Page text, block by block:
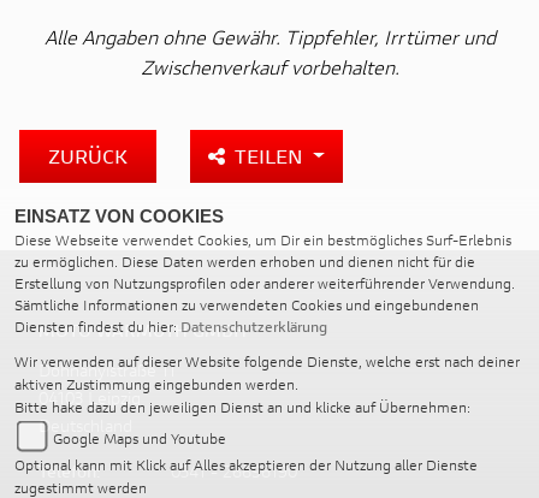
Alle Angaben ohne Gewähr. Tippfehler, Irrtümer und
Zwischenverkauf vorbehalten.
ZURÜCK TEILEN
MOTO WARMUTH GMBH
Dohnanyistraße 11
04103 Leipzig
Deutschland
Telefon:
0341 - 26696190
EINSATZ VON COOKIES
Diese Webseite verwendet Cookies, um Dir ein bestmögliches Surf-Erlebnis
zu ermöglichen. Diese Daten werden erhoben und dienen nicht für die
Erstellung von Nutzungsprofilen oder anderer weiterführender Verwendung.
Sämtliche Informationen zu verwendeten Cookies und eingebundenen
Diensten findest du hier: Datenschutzerklärung
Wir verwenden auf dieser Website folgende Dienste, welche erst nach deiner
aktiven Zustimmung eingebunden werden.
Bitte hake dazu den jeweiligen Dienst an und klicke auf Übernehmen:
Google Maps und Youtube
Optional kann mit Klick auf Alles akzeptieren der Nutzung aller Dienste
zugestimmt werden